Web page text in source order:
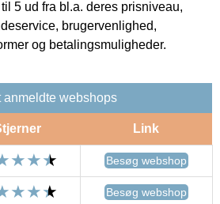
5 ud fra bl.a. deres prisniveau,
brugervenlighed,
og betalingsmuligheder.
anmeldte webshops
Link
Besøg webshop
Besøg webshop